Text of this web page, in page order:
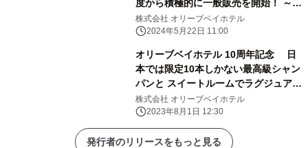
度から積極的に一般販売を開始！ ～隈
研吾設計、長崎県西海市のモダンなホ
テル～
株式会社 オリーブベイホテル
2024年5月22日 11:00
オリーブベイホテル 10周年記念 日
本では限定10本しかない最高級シャン
パンと スイートルームでラグジュアリ
ーな1日を体験いただける 1泊330万円
の宿泊プランを1組限定(4名様まで)で
販売開始
株式会社 オリーブベイホテル
2023年8月1日 12:30
発行者のリリースをもっと見る